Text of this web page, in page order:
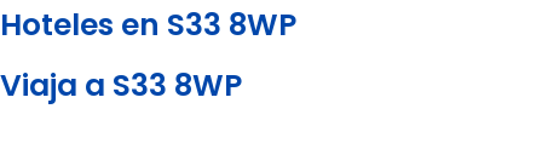
Hoteles en S33 8WP
Viaja a S33 8WP